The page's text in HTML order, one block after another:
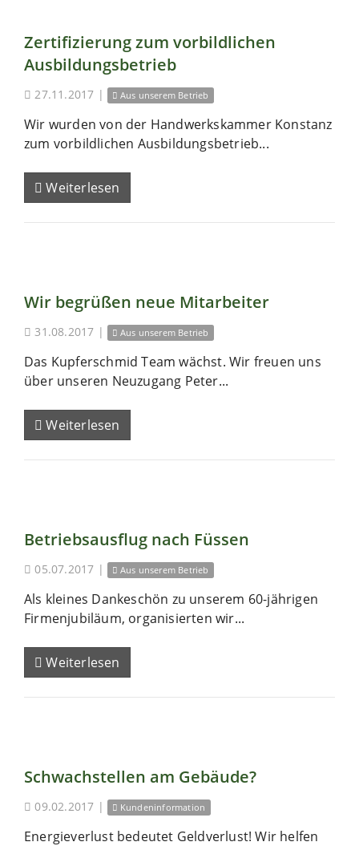
Zertifizierung zum vorbildlichen
Ausbildungsbetrieb
27.11.2017 | Aus unserem Betrieb
Wir wurden von der Handwerkskammer Konstanz
zum vorbildlichen Ausbildungsbetrieb...
Weiterlesen
Wir begrüßen neue Mitarbeiter
31.08.2017 | Aus unserem Betrieb
Das Kupferschmid Team wächst. Wir freuen uns
über unseren Neuzugang Peter...
Weiterlesen
Betriebsausflug nach Füssen
05.07.2017 | Aus unserem Betrieb
Als kleines Dankeschön zu unserem 60-jährigen
Firmenjubiläum, organisierten wir...
Weiterlesen
Schwachstellen am Gebäude?
09.02.2017 | Kundeninformation
Energieverlust bedeutet Geldverlust! Wir helfen